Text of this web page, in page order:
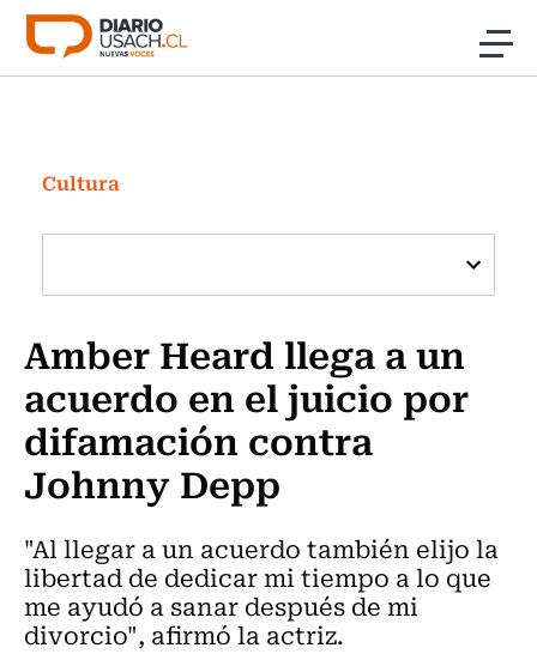
Click acá para ir directamente al contenido
Investigación
Cultura
Programas Radio y TV Usach
Cultura
Amber Heard llega a un
acuerdo en el juicio por
difamación contra
Johnny Depp
"Al llegar a un acuerdo también elijo la
libertad de dedicar mi tiempo a lo que
me ayudó a sanar después de mi
divorcio", afirmó la actriz.